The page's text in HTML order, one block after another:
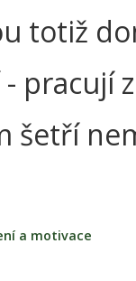
totiž
pracují
šetří
a motivace